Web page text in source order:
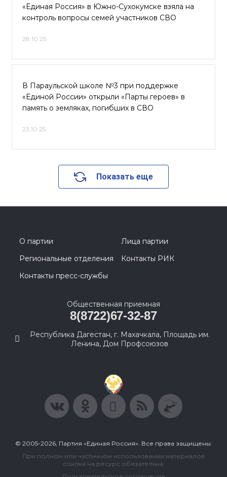
«Единая Россия» в Южно-Сухокумске взяла на
контроль вопросы семей участников СВО
28.10.25
В Параульской школе №3 при поддержке
«Единой России» открыли «Парты героев» в
память о земляках, погибших в СВО
23.10.25
Показать еще
О партии
Лица партии
Региональные отделения
Контакты РИК
Контакты пресс-службы
Общественная приемная
8(8722)67-32-87
Республика Дагестан, г. Махачкала, Площадь им.
Ленина, Дом Профсоюзов
© 2005-2026, Партия «Единая Россия». Все права защищены.
При полном или частичном использовании материалов
ссылка на ресурс обязательна.